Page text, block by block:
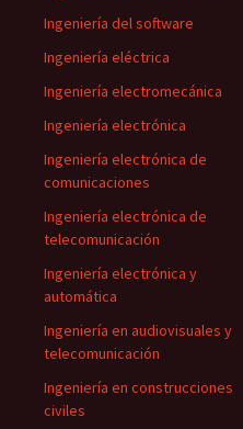
Ingeniería del software
Ingeniería eléctrica
Ingeniería electromecánica
Ingeniería electrónica
Ingeniería electrónica de
comunicaciones
Ingeniería electrónica de
telecomunicación
Ingeniería electrónica y
automática
Ingeniería en audiovisuales y
telecomunicación
Ingeniería en construcciones
civiles